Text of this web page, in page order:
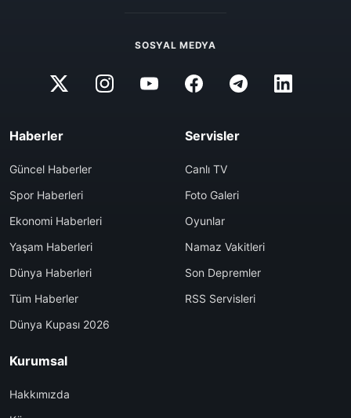
SOSYAL MEDYA
Haberler
Güncel Haberler
Spor Haberleri
Ekonomi Haberleri
Yaşam Haberleri
Dünya Haberleri
Tüm Haberler
Dünya Kupası 2026
Servisler
Canlı TV
Foto Galeri
Oyunlar
Namaz Vakitleri
Son Depremler
RSS Servisleri
Kurumsal
Hakkımızda